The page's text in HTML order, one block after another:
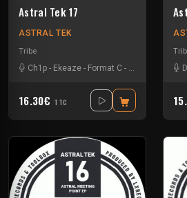
Astral Tek 17
ASTRAL TEK
Tribe
Ch1p - Ekeaze - Format C -
16.30€ TTC